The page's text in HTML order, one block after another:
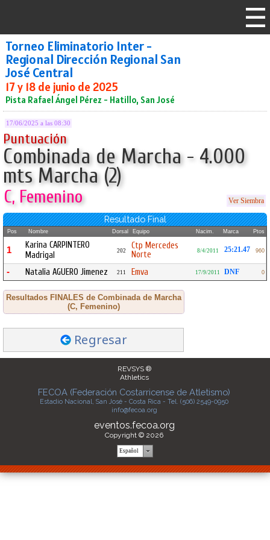
Torneo Eliminatorio Inter -
Regional Dirección Regional San
José Central
17 y 18 de junio de 2025
Pista Rafael Ángel Pérez - Hatillo, San José
17/06/2025 a las 08:30
Puntuación
Combinada de Marcha - 4.000
mts Marcha (2)
C, Femenino Ver Siembra
Resultado Final
Pos Nombre Dorsal Equipo Nacim. Marca Ptos
1
Karina CARPINTERO
Madrigal
202
Ctp Mercedes
Norte
8/4/2011 25:21.47 960
- Natalia AGUERO Jimenez 211 Emva 17/9/2011 DNF 0
Resultados FINALES de Combinada de Marcha
(C, Femenino)
Regresar
REVSYS ®
Athletics
FECOA (Federación Costarricense de Atletismo)
Estadio Nacional, San José - Costa Rica - Tel. (506) 2549-0950
info@fecoa.org
eventos.fecoa.org
Copyright © 2026